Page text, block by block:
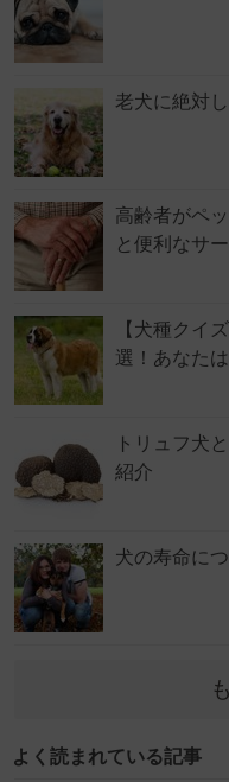
老犬に絶対
高齢者がペ
と便利なサ
【犬種クイ
選！あなた
トリュフ犬
紹介
犬の寿命に
よく読まれている記事